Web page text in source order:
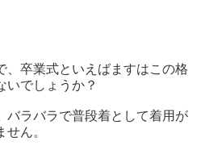
、卒業式といえばますはこの格
いでしょうか？
バラバラで普段着として着用が
ん。